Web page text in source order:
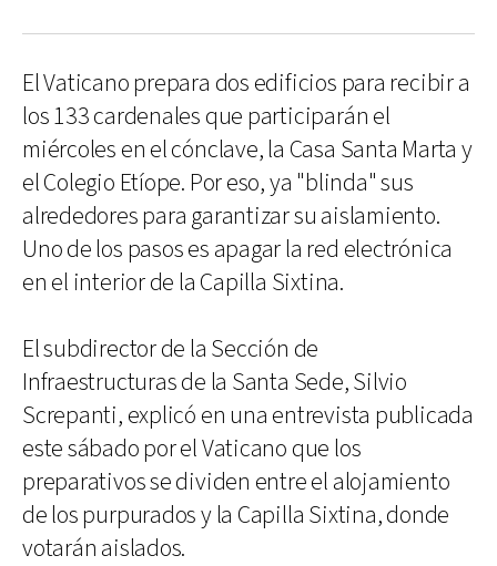
El Vaticano prepara dos edificios para recibir a
los 133 cardenales que participarán el
miércoles en el cónclave, la Casa Santa Marta y
el Colegio Etíope. Por eso, ya "blinda" sus
alrededores para garantizar su aislamiento.
Uno de los pasos es apagar la red electrónica
en el interior de la Capilla Sixtina.
El subdirector de la Sección de
Infraestructuras de la Santa Sede, Silvio
Screpanti, explicó en una entrevista publicada
este sábado por el Vaticano que los
preparativos se dividen entre el alojamiento
de los purpurados y la Capilla Sixtina, donde
votarán aislados.